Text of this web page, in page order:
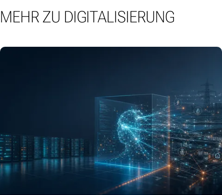
MEHR ZU DIGITALISIERUNG